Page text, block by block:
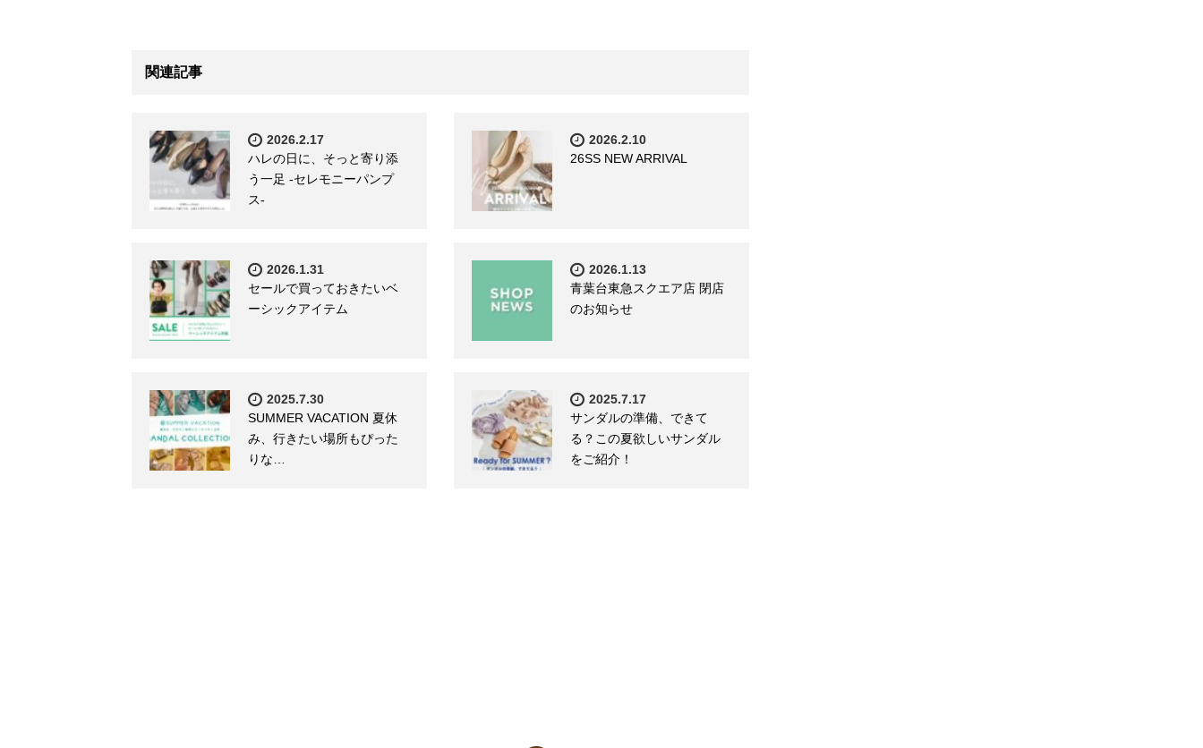
関連記事
2026.2.17
ハレの日に、そっと寄り添
う一足 -セレモニーパンプ
ス-
2026.2.10
26SS NEW ARRIVAL
2026.1.31
セールで買っておきたいベ
ーシックアイテム
2026.1.13
青葉台東急スクエア店 閉店
のお知らせ
2025.7.30
SUMMER VACATION 夏休
み、行きたい場所もぴった
りな…
2025.7.17
サンダルの準備、できて
る？この夏欲しいサンダル
をご紹介！